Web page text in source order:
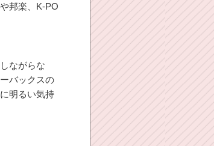
邦楽、K-PO
ながらな
バックスの
明るい気持